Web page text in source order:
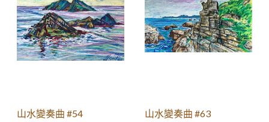
山水變奏曲 #54 山水變奏曲 #63